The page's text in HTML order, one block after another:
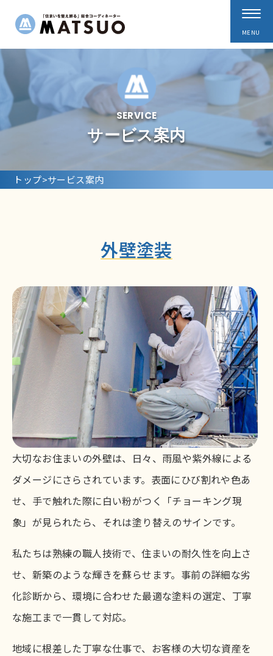
サービス案内
トップ>サービス案内
外壁塗装
大切なお住まいの外壁は、日々、雨風や紫外線による
ダメージにさらされています。表面にひび割れや色あ
せ、手で触れた際に白い粉がつく「チョーキング現
象」が見られたら、それは塗り替えのサインです。
私たちは熟練の職人技術で、住まいの耐久性を向上さ
せ、新築のような輝きを蘇らせます。事前の詳細な劣
化診断から、環境に合わせた最適な塗料の選定、丁寧
な施工まで一貫して対応。
地域に根差した丁寧な仕事で、お客様の大切な資産を